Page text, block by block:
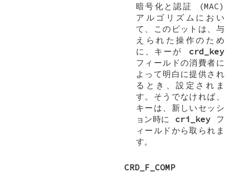
暗号化と認証 (MAC)
アルゴリズムにおい
て、このビットは、与
えられた操作のため
に、キーが crd_key
フィールドの消費者に
よって明白に提供され
るとき、設定されま
す。そうでなければ、
キーは、新しいセッシ
ョン時に cri_key フ
ィールドから取られま
す。
CRD_F_COMP